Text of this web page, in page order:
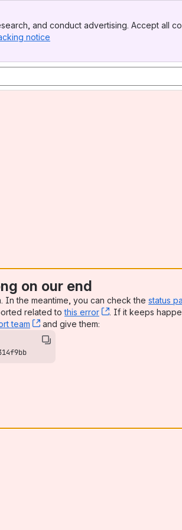
and conduct advertising. Accept all
notice
on our end
In the meantime, you can check the status
related tothis error , (opens new
. If it keeps
team , (opens new window)
and give them: